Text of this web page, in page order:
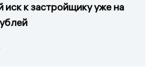
иск к застройщику уже на